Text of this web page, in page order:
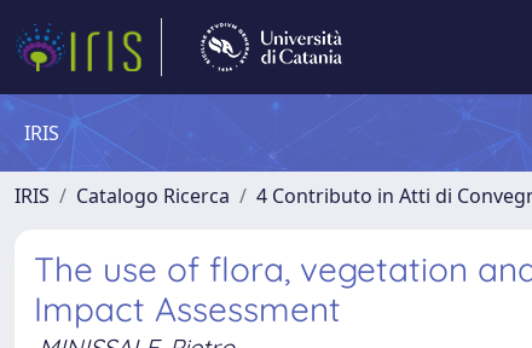
IRIS
IRIS Catalogo Ricerca 4 Contributo in Atti di
The use of flora, vegetation
Impact Assessment